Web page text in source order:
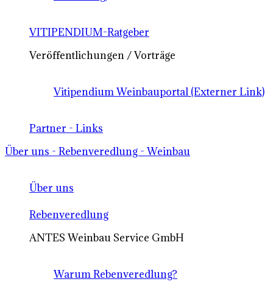
VITIPENDIUM-Ratgeber
Veröffentlichungen / Vorträge
Vitipendium Weinbauportal (Externer Link)
Partner - Links
Über uns - Rebenveredlung - Weinbau
Über uns
Rebenveredlung
ANTES Weinbau Service GmbH
Warum Rebenveredlung?